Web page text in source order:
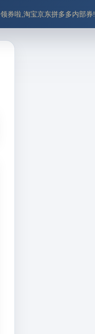
领券啦,淘宝京东拼多多内部券!